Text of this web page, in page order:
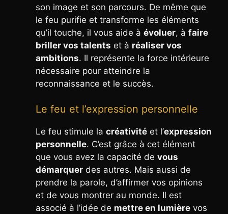
son image et son parcours. De même que
le feu purifie et transforme les éléments
qu’il touche, il vous aide à évoluer, à faire
briller vos talents et à réaliser vos
ambitions. Il représente la force intérieure
nécessaire pour atteindre la
reconnaissance et le succès.
Le feu et l’expression personnelle
Le feu stimule la créativité et l’expression
personnelle. C’est grâce à cet élément
que vous avez la capacité de vous
démarquer des autres. Mais aussi de
prendre la parole, d’affirmer vos opinions
et de vous montrer au monde. Il est
associé à l’idée de mettre en lumière vos